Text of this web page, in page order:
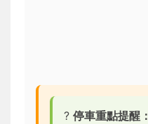
?️ 停車重點提醒：